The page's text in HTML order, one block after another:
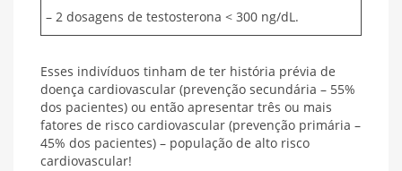
– 2 dosagens de testosterona < 300 ng/dL.
Esses indivíduos tinham de ter história prévia de
doença cardiovascular (prevenção secundária – 55%
dos pacientes) ou então apresentar três ou mais
fatores de risco cardiovascular (prevenção primária –
45% dos pacientes) – população de alto risco
cardiovascular!